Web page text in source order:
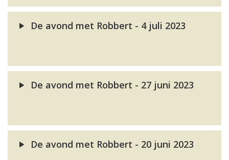
De avond met Robbert - 4 juli 2023
De avond met Robbert - 27 juni 2023
De avond met Robbert - 20 juni 2023